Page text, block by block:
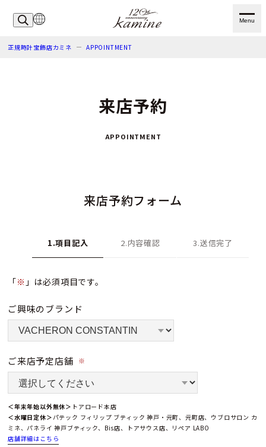
Menu
正規時計宝飾店カミネ APPOINTMENT
来店予約
APPOINTMENT
来店予約フォーム
1.項目記入 2.内容確認 3.送信完了
「※ 」は必須項目です。
ご興味のブランド
ご来店予定店舗 ※
＜年末年始以外無休＞ トアロード本店
＜水曜日定休＞ パテック フィリップ ブティック 神戸・元町、元町店、ウブロサロン カ
ミネ、パネライ 神戸ブティック、Bis店、トアサウス店、リペア LABO
店舗詳細はこちら